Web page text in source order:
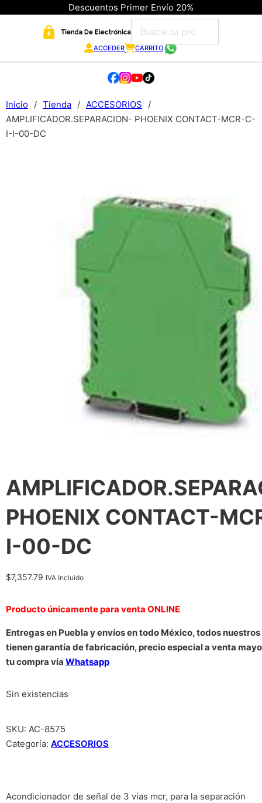
Descuentos Primer Envío 20%
ACCEDER CARRITO
Inicio / Tienda / ACCESORIOS
/
AMPLIFICADOR.SEPARACION- PHOENIX CONTACT-MCR-C-
I-I-00-DC
PHOENIX CONTACT-
I-00-DC
$7,357.79 IVA Incluido
Producto únicamente para venta ONLINE
Entregas en Puebla y envíos en todo México, todos
tienen garantía de fabricación, precio especial a venta
tu compra vía Whatsapp
Sin existencias
SKU: AC-8575
Categoría: ACCESORIOS
Acondicionador de señal de 3 vías mcr, para la separación